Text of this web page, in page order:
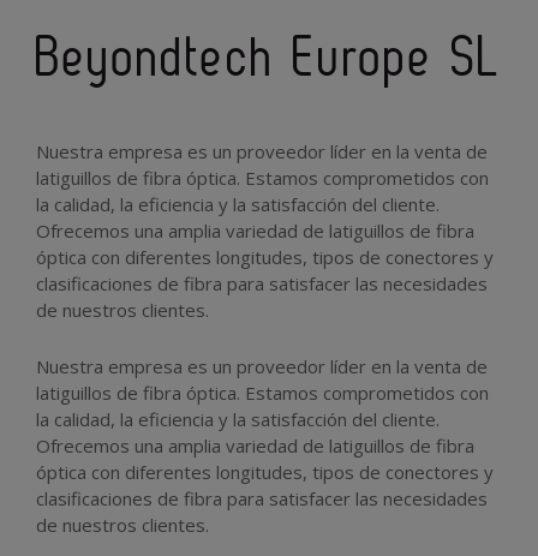
Beyondtech Europe SL
Nuestra empresa es un proveedor líder en la venta de
latiguillos de fibra óptica. Estamos comprometidos con
la calidad, la eficiencia y la satisfacción del cliente.
Ofrecemos una amplia variedad de latiguillos de fibra
óptica con diferentes longitudes, tipos de conectores y
clasificaciones de fibra para satisfacer las necesidades
de nuestros clientes.
Nuestra empresa es un proveedor líder en la venta de
latiguillos de fibra óptica. Estamos comprometidos con
la calidad, la eficiencia y la satisfacción del cliente.
Ofrecemos una amplia variedad de latiguillos de fibra
óptica con diferentes longitudes, tipos de conectores y
clasificaciones de fibra para satisfacer las necesidades
de nuestros clientes.